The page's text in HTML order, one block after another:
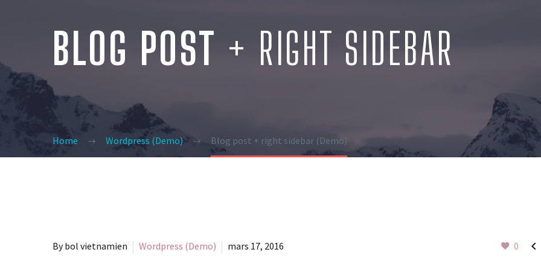
BLOG POST + RIGHT SIDEBAR
Home Wordpress (Demo) Blog post + right sidebar (Demo)
0 
By bol vietnamien Wordpress (Demo) mars 17, 2016